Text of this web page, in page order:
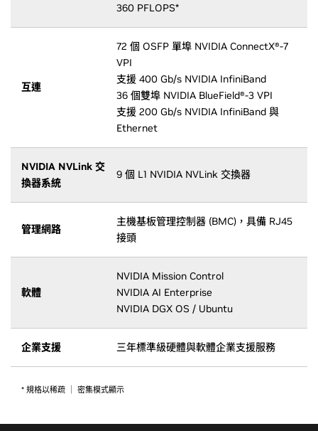
360 PFLOPS*
互連
72 個 OSFP 單埠 NVIDIA ConnectX®-7
VPI
支援 400 Gb/s NVIDIA InfiniBand
36 個雙埠 NVIDIA BlueField®-3 VPI
支援 200 Gb/s NVIDIA InfiniBand 與
Ethernet
NVIDIA NVLink 交
換器系統
9 個 L1 NVIDIA NVLink 交換器
管理網路
主機基板管理控制器 (BMC)，具備 RJ45
接頭
軟體
NVIDIA Mission Control
NVIDIA AI Enterprise
NVIDIA DGX OS / Ubuntu
企業支援 三年標準級硬體與軟體企業支援服務
* 規格以稀疏 ｜ 密集模式顯示